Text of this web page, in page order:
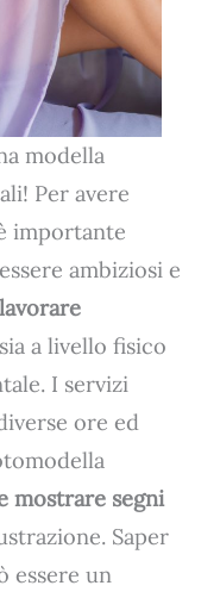
modella
Per avere
importante
ambiziosi e
lavorare
sia a livello fisico
I servizi
ore ed
mostrare segni
Saper
essere un